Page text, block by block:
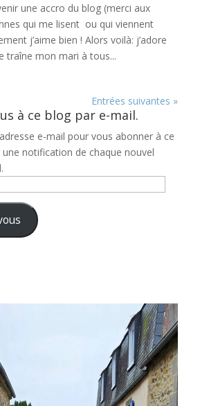
une accro du blog (merci aux
qui me lisent ou qui viennent
j’aime bien ! Alors voilà: j’adore
traîne mon mari à tous...
Entrées suivantes »
à ce blog par e-mail.
e-mail pour vous abonner à ce
notification de chaque nouvel